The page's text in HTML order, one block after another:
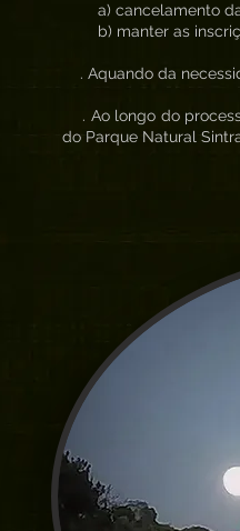
a) cancelamento
b) manter as
. Aquando da
. Ao longo do
do Parque Natural